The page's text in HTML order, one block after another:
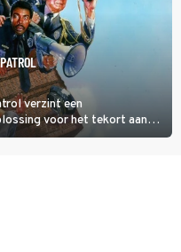
verzint een
voor het tekort aan